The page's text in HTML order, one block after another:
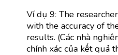
Ví dụ 9: The
with the accuracy of
results. (Các nhà
chính xác của kết quả